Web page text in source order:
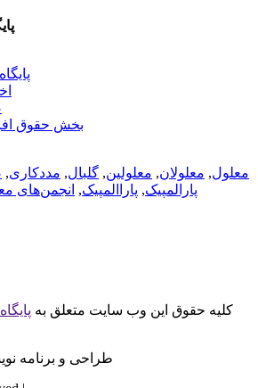
بخش حقوق
معلول, معلولان, معلولین, گلبال, مددکاری,
پارالمپیک, پاراالمپیک, انجمن‌های
کلیه حقوق این وب سایت متعلق به
طراحی و برنامه